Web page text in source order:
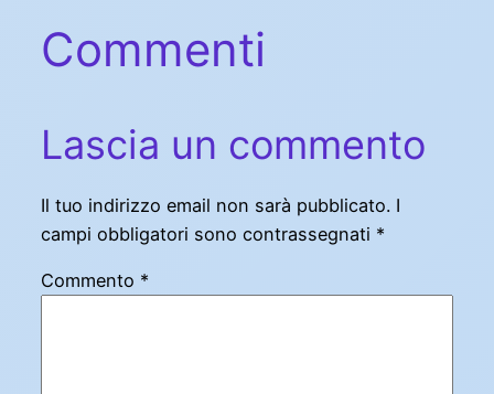
Commenti
Lascia un commento
Il tuo indirizzo email non sarà pubblicato. I
campi obbligatori sono contrassegnati *
Commento *